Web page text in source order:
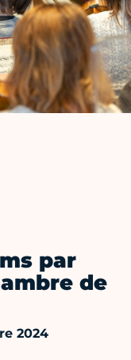
par
de
2024